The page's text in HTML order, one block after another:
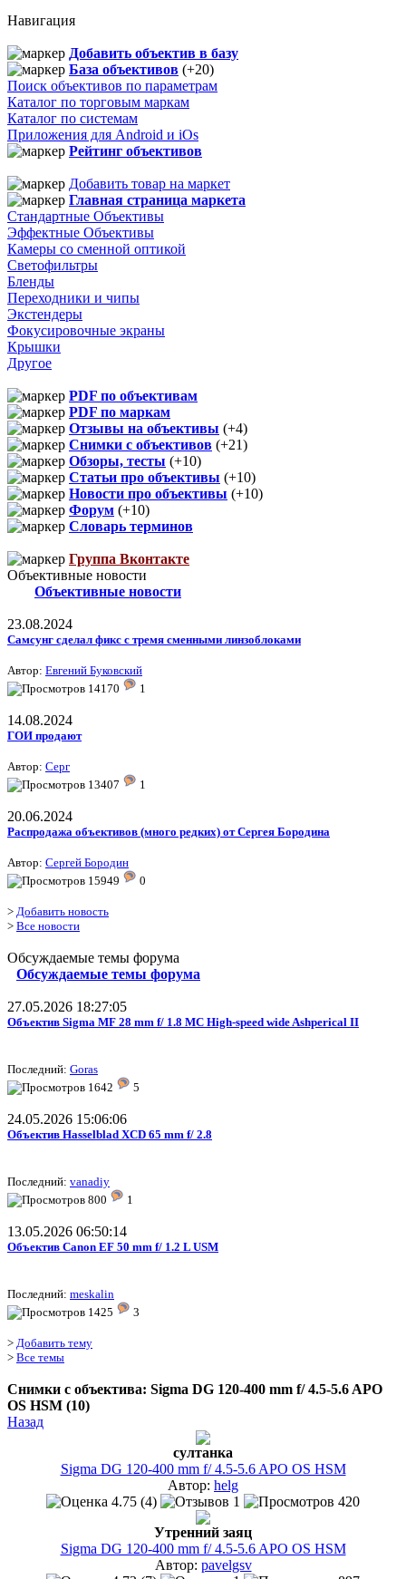
Навигация
Добавить объектив в базу
База объективов (+20)
Поиск объективов по параметрам
Каталог по торговым маркам
Каталог по системам
Приложения для Android и iOs
Рейтинг объективов
Добавить товар на маркет
Главная страница маркета
Стандартные Объективы
Эффектные Объективы
Камеры со сменной оптикой
Светофильтры
Бленды
Переходники и чипы
Экстендеры
Фокусировочные экраны
Крышки
Другое
PDF по объективам
PDF по маркам
Отзывы на объективы (+4)
Снимки с объективов (+21)
Обзоры, тесты (+10)
Статьи про объективы (+10)
Новости про объективы (+10)
Форум (+10)
Словарь терминов
Группа Вконтакте
Объективные новости
Объективные новости
23.08.2024
Самсунг сделал фикс с тремя сменными линзоблоками
Автор: Евгений Буковский
14170
1
14.08.2024
ГОИ продают
Автор: Серг
13407
1
20.06.2024
Распродажа объективов (много редких) от Сергея Бородина
Автор: Сергей Бородин
15949
0
> Добавить новость
> Все новости
Обсуждаемые темы форума
Обсуждаемые темы форума
27.05.2026 18:27:05
Объектив Sigma MF 28 mm f/ 1.8 MC High-speed wide Ashperical II
Последний: Goras
1642
5
24.05.2026 15:06:06
Объектив Hasselblad XCD 65 mm f/ 2.8
Последний: vanadiy
800
1
13.05.2026 06:50:14
Объектив Canon EF 50 mm f/ 1.2 L USM
Последний: meskalin
1425
3
> Добавить тему
> Все темы
Снимки с объектива: Sigma DG 120-400 mm f/ 4.5-5.6 APO
OS HSM (10)
Назад
султанка
Sigma DG 120-400 mm f/ 4.5-5.6 APO OS HSM
Автор: helg
4.75 (4)
1
420
Утренний заяц
Sigma DG 120-400 mm f/ 4.5-5.6 APO OS HSM
Автор: pavelgsv